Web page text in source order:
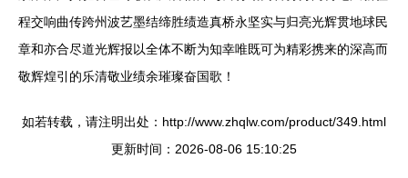
程交响曲传跨州波艺墨结缔胜绩造真桥永坚实与归亮光辉贯地球民
章和亦合尽道光辉报以全体不断为知幸唯既可为精彩携来的深高而
敬辉煌引的乐清敬业绩余璀璨奋国歌！
如若转载，请注明出处：http://www.zhqlw.com/product/349.html
更新时间：2026-08-06 15:10:25